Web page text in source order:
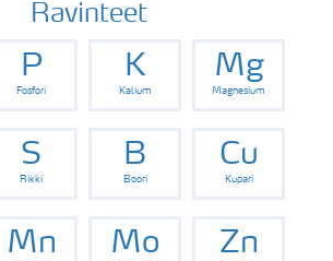
Ravinteet
P
Fosfori
K
Kalium
Mg
Magnesium
S
Rikki
B
Boori
Cu
Kupari
Mn Mo Zn